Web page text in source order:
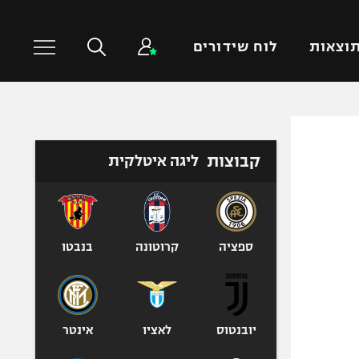
תוצאות לוח שידורים
טניס
כדורעף
אגרוף
ספורט אולימפי
קבוצות ליגה איטלקית
ספציה קרוטונה בנבטו
יובנטוס לאציו אינטר